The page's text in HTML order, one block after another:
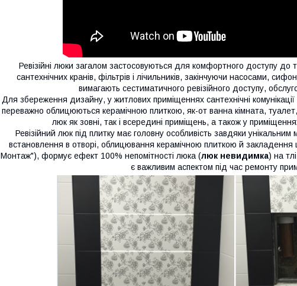
Ревізійні люки загалом застосовуються для комфортного доступу до
сантехнічних кранів, фільтрів і лічильників, закінчуючи насосами,
вимагають сестиматичного ревізійного доступу,
Для збереження дизайну, у житлових приміщеннях сантехнічні
переважно облицюються керамічною плиткою, як-от ванна кімната,
люк як зовні, так і всередині приміщень, а також у
Ревізійний люк під плитку має головну особливість завдяки
встановлення в отворі, облицювання керамічною плиткою й закладення
формує ефект 100% непомітності люка (люк невидимка) на
є важливим аспектом під час ремонту